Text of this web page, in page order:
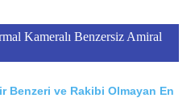
Kameralı Benzersiz Amiral
Benzeri ve Rakibi Olmayan En